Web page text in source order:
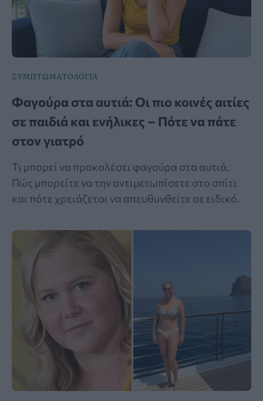
ΣΥΜΠΤΩΜΑΤΟΛΟΓΙΑ
Φαγούρα στα αυτιά: Οι πιο κοινές αιτίες
σε παιδιά και ενήλικες – Πότε να πάτε
στον γιατρό
Τι μπορεί να προκαλέσει φαγούρα στα αυτιά.
Πώς μπορείτε να την αντιμετωπίσετε στο σπίτι
και πότε χρειάζεται να απευθυνθείτε σε ειδικό.